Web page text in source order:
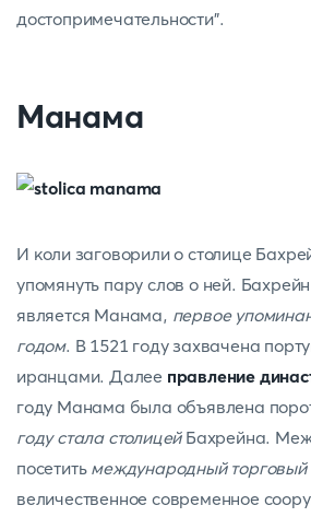
достопримечательности".
Манама
И коли заговорили о столице
упомянуть пару слов о ней.
является Манама, первое
годом. В 1521 году захвачена
иранцами. Далее правление
году Манама была объявлена
году стала столицей Бахрейна.
посетитьмеждународный торговый
величественное современное